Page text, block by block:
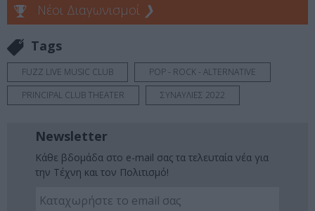
Νέοι Διαγωνισμοί ❯
Tags
FUZZ LIVE MUSIC CLUB
POP - ROCK - ALTERNATIVE
PRINCIPAL CLUB THEATER
ΣΥΝΑΥΛΙΕΣ 2022
Newsletter
Κάθε βδομάδα στο e-mail σας τα τελευταία νέα για
την Τέχνη και τον Πολιτισμό!